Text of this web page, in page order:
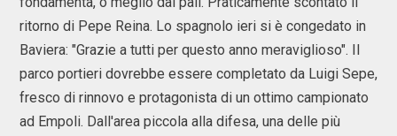
ritorno di Pepe Reina. Lo spagnolo ieri si è congedato in
Baviera: "Grazie a tutti per questo anno meraviglioso". Il
parco portieri dovrebbe essere completato da Luigi Sepe,
fresco di rinnovo e protagonista di un ottimo campionato
ad Empoli. Dall'area piccola alla difesa, una delle più